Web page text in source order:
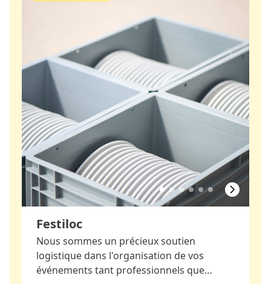
Festiloc
Nous sommes un précieux soutien
logistique dans l'organisation de vos
événements tant professionnels que…